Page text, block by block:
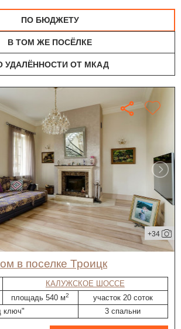
ПО БЮДЖЕТУ
В ТОМ ЖЕ ПОСЁЛКЕ
УДАЛЁННОСТИ ОТ МКАД
+34
дом в поселке Троицк
КАЛУЖСКОЕ ШОССЕ
площадь 540 м2
участок 20 соток
ключ"
3 спальни